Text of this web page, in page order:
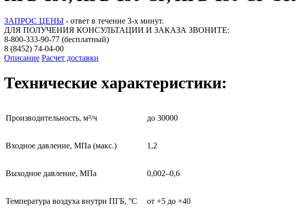
ЗАПРОС ЦЕНЫ - ответ в течение 3-х минут.
ДЛЯ ПОЛУЧЕНИЯ КОНСУЛЬТАЦИИ И ЗАКАЗА ЗВОНИТЕ:
8-800-333-90-77 (бесплатный)
8 (8452) 74-04-00
Описание Расчет доставки
Технические характеристики:
Производительность, м³/ч до 30000
Входное давление, МПа (макс.) 1,2
Выходное давление, МПа 0,002–0,6
Температура воздуха внутри ПГБ, °С от +5 до +40